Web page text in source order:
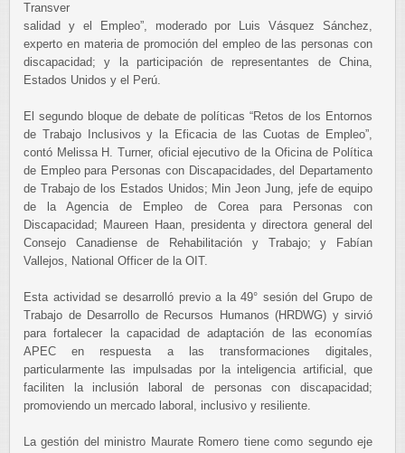
Transver
salidad y el Empleo”, moderado por Luis Vásquez Sánchez,
experto en materia de promoción del empleo de las personas con
discapacidad; y la participación de representantes de China,
Estados Unidos y el Perú.
El segundo bloque de debate de políticas “Retos de los Entornos
de Trabajo Inclusivos y la Eficacia de las Cuotas de Empleo”,
contó Melissa H. Turner, oficial ejecutivo de la Oficina de Política
de Empleo para Personas con Discapacidades, del Departamento
de Trabajo de los Estados Unidos; Min Jeon Jung, jefe de equipo
de la Agencia de Empleo de Corea para Personas con
Discapacidad; Maureen Haan, presidenta y directora general del
Consejo Canadiense de Rehabilitación y Trabajo; y Fabían
Vallejos, National Officer de la OIT.
Esta actividad se desarrolló previo a la 49° sesión del Grupo de
Trabajo de Desarrollo de Recursos Humanos (HRDWG) y sirvió
para fortalecer la capacidad de adaptación de las economías
APEC en respuesta a las transformaciones digitales,
particularmente las impulsadas por la inteligencia artificial, que
faciliten la inclusión laboral de personas con discapacidad;
promoviendo un mercado laboral, inclusivo y resiliente.
La gestión del ministro Maurate Romero tiene como segundo eje